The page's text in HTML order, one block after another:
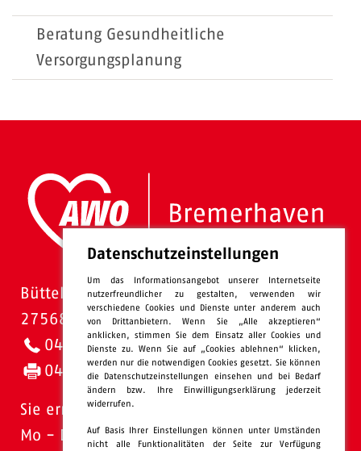
Beratung Gesundheitliche
Versorgungsplanung
Bütteler Straße 1
27568 Bremerhaven
0471 - 95 47-0
0471 - 95 47-120
Sie erreichen uns:
Mo - Do: 08.00 - 16.00 Uhr
Datenschutzeinstellungen
Um das Informationsangebot unserer Internetseite
nutzerfreundlicher zu gestalten, verwenden wir
verschiedene Cookies und Dienste unter anderem auch
von Drittanbietern. Wenn Sie „Alle akzeptieren“
anklicken, stimmen Sie dem Einsatz aller Cookies und
Dienste zu. Wenn Sie auf „Cookies ablehnen“ klicken,
werden nur die notwendigen Cookies gesetzt. Sie können
die Datenschutzeinstellungen einsehen und bei Bedarf
ändern bzw. Ihre Einwilligungserklärung jederzeit
widerrufen.
Auf Basis Ihrer Einstellungen können unter Umständen
nicht alle Funktionalitäten der Seite zur Verfügung